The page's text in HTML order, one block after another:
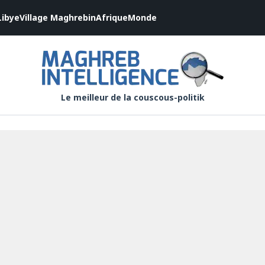
Village MaghrebinAfriqueMonde
Le meilleur de la couscous-politik